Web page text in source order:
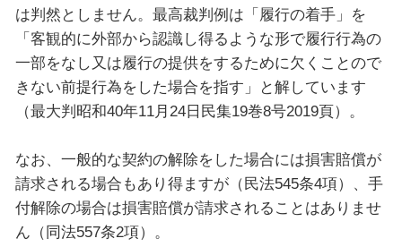
は判然としません。最高裁判例は「履行の着手」を
「客観的に外部から認識し得るような形で履行行為の
一部をなし又は履行の提供をするために欠くことので
きない前提行為をした場合を指す」と解しています
（最大判昭和40年11月24日民集19巻8号2019頁）。
なお、一般的な契約の解除をした場合には損害賠償が
請求される場合もあり得ますが（民法545条4項）、手
付解除の場合は損害賠償が請求されることはありませ
ん（同法557条2項）。